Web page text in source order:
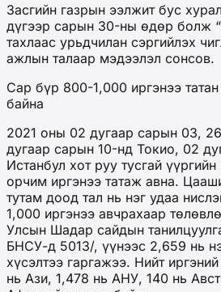
Засгийн газрын ээлжит бус
дүгээр сарын 30-ны өдөр болж
тахлаас урьдчилан сэргийлэх
ажлын талаар мэдээлэл сонсов.
Сар бүр 800-1,000 иргэнээ
байна
2021 оны 02 дугаар сарын 03,
дугаар сарын 10-нд Токио, 02
Истанбул хот руу тусгай
орчим иргэнээ татаж авна.
тутам доод тал нь нэг удаа
1,000 иргэнээ авчрахаар
Улсын Шадар сайдын
БНСУ-д 5013/, үүнээс 2,659 нь
хүсэлтээ гаргажээ. Нийт
нь Ази, 1,478 нь АНУ, 140 нь